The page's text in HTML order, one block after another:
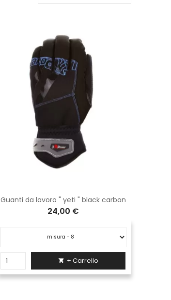
Guanti da lavoro " yeti " black carbon
24,00 €
 + Carrello